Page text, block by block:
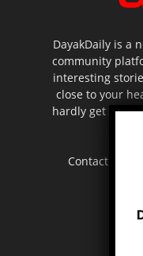
DayakDaily is a
community
interesting
close to your
hardly get to be
Contact us: